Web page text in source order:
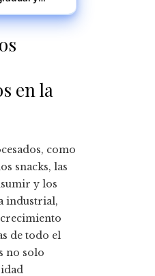
mayor
en la
como
snacks, las
y los
industrial,
de todo el
no solo